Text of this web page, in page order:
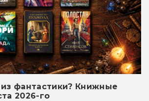
фантастики? Книжные
2026-го